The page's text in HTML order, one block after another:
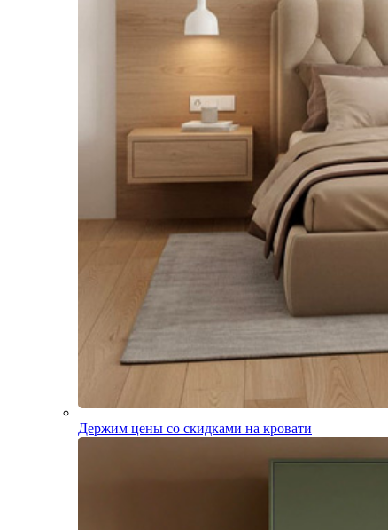
Держим цены со скидками на кровати